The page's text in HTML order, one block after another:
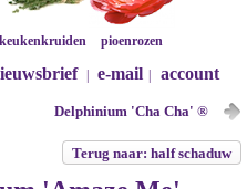
keukenkruiden pioenrozen
e-mail account
Delphinium 'Cha Cha' ®
Terug naar: half schaduw